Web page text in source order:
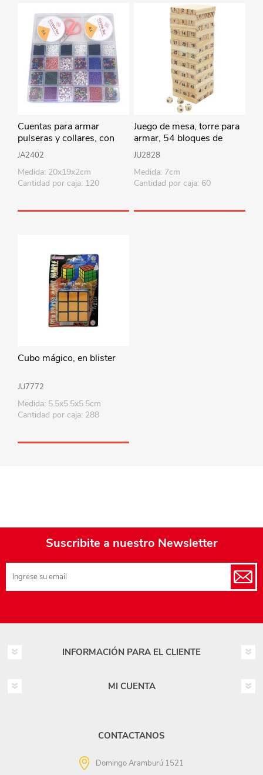
Cuentas para armar
pulseras y collares, con
accesorios en caja de
plástico
JA2402
Medida: 20x19x2cm
Cantidad por caja: 120
Juego de mesa, torre para
armar, 54 bloques de
madera y 4 dados, en caja
JU2828
Medida: 7cm
Cantidad por caja: 60
Cubo mágico, en blister
JU7772
Medida: 5.5x5.5x5.5cm
Cantidad por caja: 288
Suscribite a nuestro Newsletter
INFORMACIÓN PARA EL CLIENTE
MI CUENTA
CONTACTANOS
Domingo Aramburú 1521